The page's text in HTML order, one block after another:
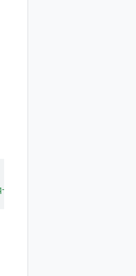
otel-collector.msi"